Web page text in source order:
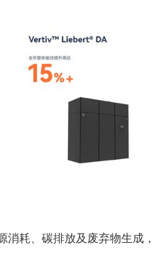
消耗、碳排放及废弃物生成，